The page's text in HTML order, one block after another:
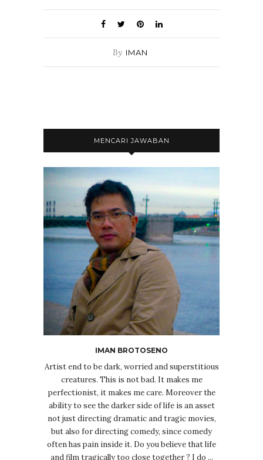
By IMAN
MENCARI JAWABAN
IMAN BROTOSENO
Artist end to be dark, worried and superstitious
creatures. This is not bad. It makes me
perfectionist, it makes me care. Moreover the
ability to see the darker side of life is an asset
not just directing dramatic and tragic movies,
but also for directing comedy, since comedy
often has pain inside it. Do you believe that life
and film tragically too close together ? I do ...